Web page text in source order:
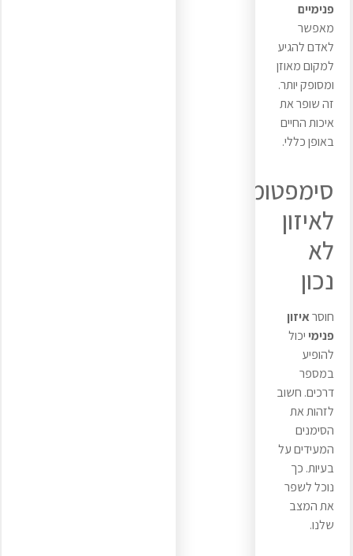
פנימיים
מאפשר
לאדם להגיע
למקום מאוזן
ומסופק יותר.
זה שופר את
איכות החיים
באופן כללי.
סימפטומים
לאיזון
לא
נכון
חוסראיזון
פנימי יכול
להופיע
במספר
דרכים. חשוב
לזהות את
הסימנים
המעידים על
בעיות. כך
נוכל לשפר
את המצב
שלנו.